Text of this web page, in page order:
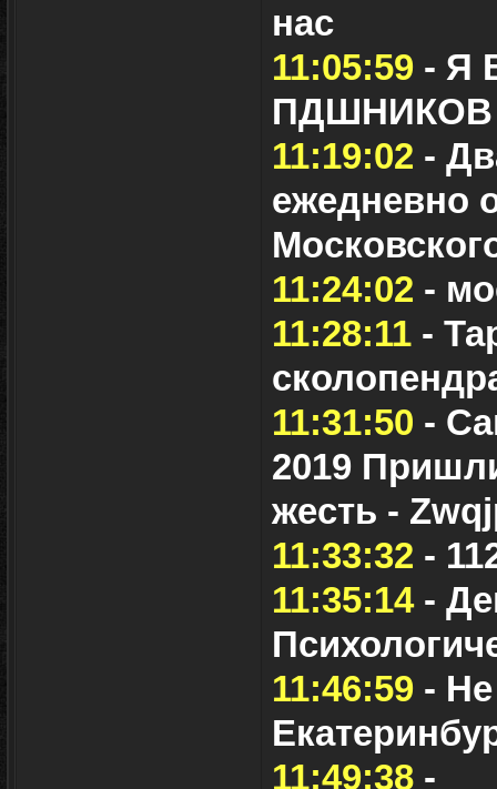
нас
11:05:59 - Я
ПДШНИКОВ
11:19:02 -
ежедневно
11:24:02 -
11:28:11 -
11:31:50 -
2019
жесть -
11:33:32 -
11:35:14-
11:46:59 -
11:49:38 -